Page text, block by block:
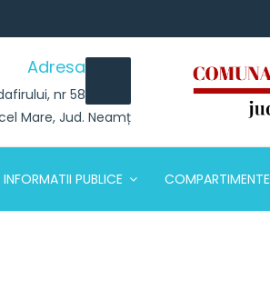
Adresa
nr 58
Mare, Jud. Neamț
INFORMATII PUBLICE COMPARTIMENTE